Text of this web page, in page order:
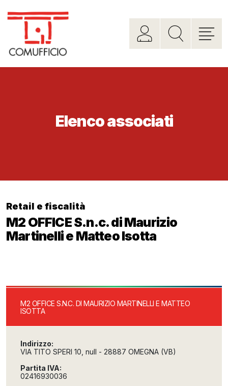
Elenco associati
Retail e fiscalità
M2 OFFICE S.n.c. di Maurizio
Martinelli e Matteo Isotta
M2 OFFICE S.N.C. DI MAURIZIO MARTINELLI E MATTEO
ISOTTA
Indirizzo:
VIA TITO SPERI 10, null - 28887 OMEGNA (VB)
Partita IVA:
02416930036